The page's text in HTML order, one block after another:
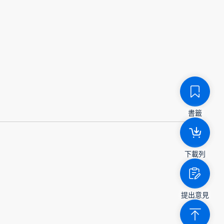
書籤
下載列
提出意見